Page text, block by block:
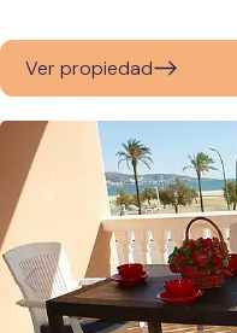
Ver propiedad